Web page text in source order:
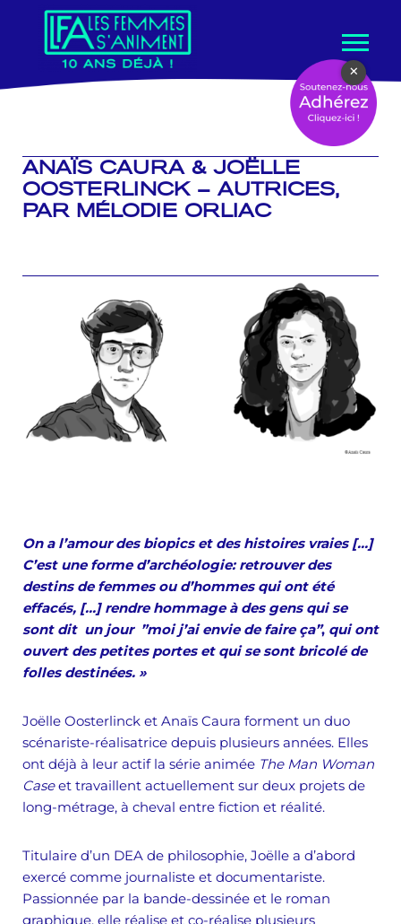
contenu
ANAÏS CAURA & JOËLLE
OOSTERLINCK – AUTRICES,
PAR MÉLODIE ORLIAC
On a l’amour des biopics et des histoires vraies […]
C’est une forme d’archéologie: retrouver des
destins de femmes ou d’hommes qui ont été
effacés, […] rendre hommage à des gens qui se
sont dit un jour ”moi j’ai envie de faire ça”, qui ont
ouvert des petites portes et qui se sont bricolé de
folles destinées. »
Joëlle Oosterlinck et Anaïs Caura forment un duo
scénariste-réalisatrice depuis plusieurs années. Elles
ont déjà à leur actif la série animée The Man Woman
Caseet travaillent actuellement sur deux projets de
long-métrage, à cheval entre fiction et réalité.
Titulaire d’un DEA de philosophie, Joëlle a d’abord
exercé comme journaliste et documentariste.
Passionnée par la bande-dessinée et le roman
graphique, elle réalise et co-réalise plusieurs
×